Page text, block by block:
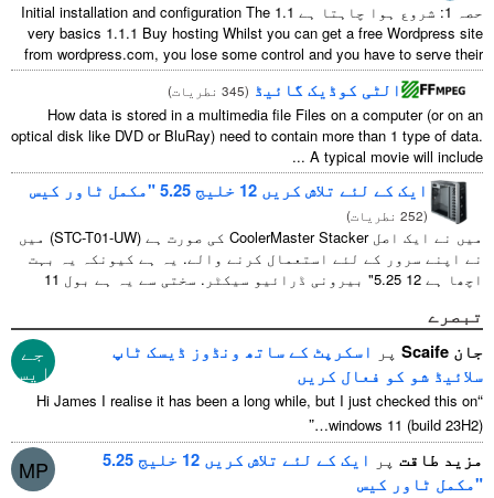
حصہ 1: شروع ہوا چاہتا ہے 1.1
Initial installation and configuration The
very basics 1.1.1 Buy hosting Whilst you can get a free Wordpress site
from wordpress.com, you lose some control and you have to serve their
...
الٹی کوڈیک گائیڈ (345 نطریات )
How data is stored in a multimedia file Files on a computer(or on an
optical disk like DVD or BluRay) need to contain more than 1 type of data.
A typical movie will include
...
ایک کے لئے تلاش کریں 12 خلیج 5.25 "مکمل ٹاور کیس
(252 نطریات )
میں نے ایک اصل CoolerMaster Stacker کی صورت ہے (STC-T01-UW) میں
نے اپنے سرور کے لئے استعمال کرنے والے. یہ ہے کیونکہ یہ بہت
اچھا ہے 12 5.25" بیرونی ڈرائیو سیکٹر. سختی سے یہ ہے بول 11
تبصرے
جے
ایس
جان Scaife پر اسکرپٹ کے ساتھ ونڈوز ڈیسک ٹاپ
سلائیڈ شو کو فعال کریں
“
Hi James I realise it has been a long while, but I just checked this on
windows 11 (build 23H2)…
”
MP مزید طاقت پر
ایک کے لئے تلاش کریں 12 خلیج 5.25
"مکمل ٹاور کیس